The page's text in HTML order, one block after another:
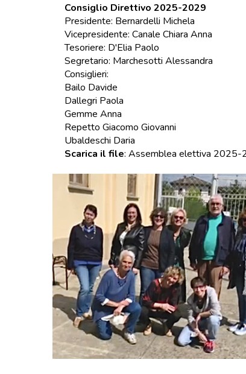
Consiglio Direttivo 2025-2029
Presidente: Bernardelli Michela
Vicepresidente: Canale Chiara Anna
Tesoriere: D'Elia Paolo
Segretario: Marchesotti Alessandra
Consiglieri:
Bailo Davide
Dallegri Paola
Gemme Anna
Repetto Giacomo Giovanni
Ubaldeschi Daria
Scarica il file: Assemblea elettiva 2025-